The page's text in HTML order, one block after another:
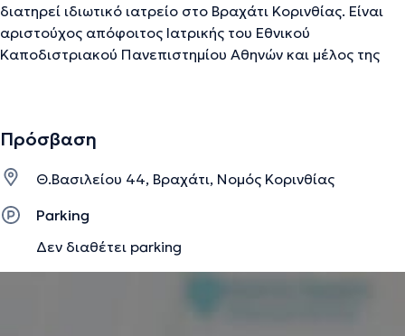
διατηρεί ιδιωτικό ιατρείο στο Βραχάτι Κορινθίας. Είναι
αριστούχος απόφοιτος Ιατρικής του Εθνικού
Καποδιστριακού Πανεπιστημίου Αθηνών και μέλος της
Την περιγραφή επιμελείται η ομάδα του doctoranytime βασισμένη σε
Πρόσβαση
Θ.Βασιλείου 44, Βραχάτι, Νομός Κορινθίας
Parking
Δεν διαθέτει parking